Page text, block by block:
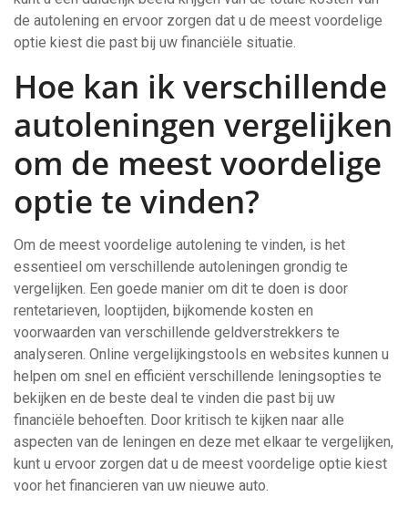
de autolening en ervoor zorgen dat u de meest voordelige
optie kiest die past bij uw financiële situatie.
Hoe kan ik verschillende
autoleningen vergelijken
om de meest voordelige
optie te vinden?
Om de meest voordelige autolening te vinden, is het
essentieel om verschillende autoleningen grondig te
vergelijken. Een goede manier om dit te doen is door
rentetarieven, looptijden, bijkomende kosten en
voorwaarden van verschillende geldverstrekkers te
analyseren. Online vergelijkingstools en websites kunnen u
helpen om snel en efficiënt verschillende leningsopties te
bekijken en de beste deal te vinden die past bij uw
financiële behoeften. Door kritisch te kijken naar alle
aspecten van de leningen en deze met elkaar te vergelijken,
kunt u ervoor zorgen dat u de meest voordelige optie kiest
voor het financieren van uw nieuwe auto.